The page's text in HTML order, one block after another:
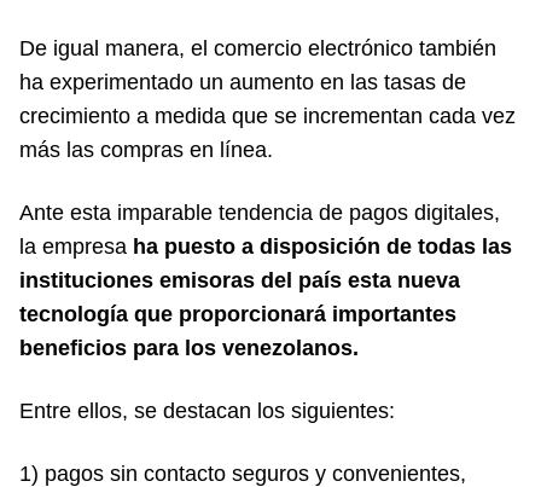
De igual manera, el comercio electrónico también
ha experimentado un aumento en las tasas de
crecimiento a medida que se incrementan cada vez
más las compras en línea.
Ante esta imparable tendencia de pagos digitales,
la empresa ha puesto a disposición de todas las
instituciones emisoras del país esta nueva
tecnología que proporcionará importantes
beneficios para los venezolanos.
Entre ellos, se destacan los siguientes:
1) pagos sin contacto seguros y convenientes,